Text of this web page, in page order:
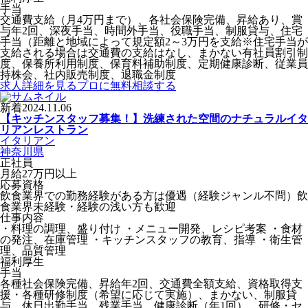
手当
交通費支給（月4万円まで）、各社会保険完備、昇給あり、賞
与年2回、深夜手当、時間外手当、役職手当、制服貸与、住宅
手当（距離と地域によって規定額2～3万円を支給※住宅手当が
支給される場合は交通費の支給はなし、まかない有社員割引制
度、保養所利用制度、保育料補助制度、定期健康診断、従業員
持株会、社内販売制度、退職金制度
求人詳細を見るプロに無料相談する
新着2024.11.06
【キッチンスタッフ募集！】洗練された空間のナチュラルイタ
リアンレストラン
イタリアン
神奈川県
正社員
月給27万円以上
応募資格
飲食業界での勤務経験がある方は優遇（経験ジャンル不問）飲
食業界未経験・経験の浅い方も歓迎
仕事内容
・料理の調理、盛り付け ・メニュー開発、レシピ考案 ・食材
の発注、在庫管理 ・キッチンスタッフの教育、指導 ・衛生管
理、品質管理
福利厚生
手当
各種社会保険完備、昇給年2回、交通費全額支給、資格取得支
援・各種研修制度（希望に応じて実施）、まかない、制服貸
与、休日出勤手当、残業手当、健康診断（年1回）、研修・セ